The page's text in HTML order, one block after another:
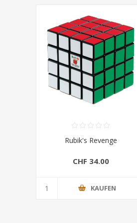
Rubik's Revenge
CHF 34.00
KAUFEN